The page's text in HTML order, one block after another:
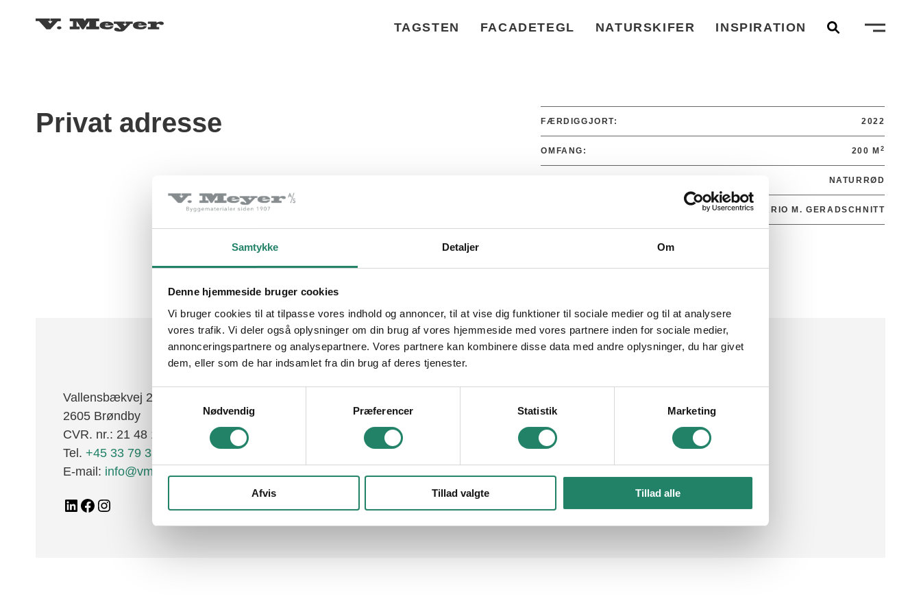
Samtykke Detaljer Om
Denne hjemmeside bruger cookies
Vi bruger cookies til at tilpasse vores indhold og annoncer, til at vise dig funktioner til sociale medier og til at analysere
vores trafik. Vi deler også oplysninger om din brug af vores hjemmeside med vores partnere inden for sociale medier,
annonceringspartnere og analysepartnere. Vores partnere kan kombinere disse data med andre oplysninger, du har givet
dem, eller som de har indsamlet fra din brug af deres tjenester.
Samtykkevalg
Nødvendig
Præferencer Statistik Marketing
Afvis Tillad valgte Tillad alle
TAGSTEN FACADETEGL NATURSKIFER INSPIRATION
Naturskifer
Alle produkter
Alle projekter
Tagsten
Facadetegl
Naturskifer
Tegltag: Et tidløst valg
Cradle to Cradle
Nyheder
Downloads
Ofte Stillede Spørgsmål
Privat adresse FÆRDIGGJORT: 2022
OMFANG: 200 M 2
NATURRØD
MEYER-HOLSEN HF14/VARIO M. GERADSCHNITT
Vallensbækvej 26-28
2605 Brøndby
CVR. nr.: 21 48 11 30
Tel. +45 33 79 33 66
E-mail: info@vmeyer.dk
LinkedIn
Facebook
Instagram
Nyttige links
Tegltagsten
Facadetegl
Naturskifer
Custom Made
Downloads
Showrooms
Brøndby
København
Vejle